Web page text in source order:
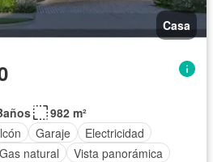
Casa
982 m²
Garaje
Electricidad
Gas natural
Vista panorámica